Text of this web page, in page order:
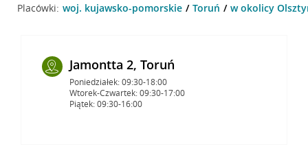
Placówki: woj. kujawsko-pomorskie Toruń w okolicy
Jamontta 2, Toruń
Poniedziałek: 09:30-18:00
Wtorek-Czwartek: 09:30-17:00
Piątek: 09:30-16:00